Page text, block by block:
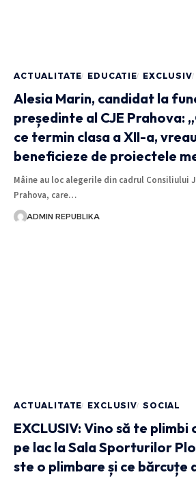
ACTUALITATE EDUCATIE EXCLUSIV
Alesia Marin, candidat la
președinte al CJE Prahova:
ce termin clasa a XII-a,
beneficieze de proiectele
Mâine au loc alegerile din cadrul Consiliului
Prahova, care…
ADMIN REPUBLIKA
ACTUALITATE EXCLUSIV SOCIAL
EXCLUSIV: Vino să te plimbi
pe lac la Sala Sporturilor
ste o plimbare și ce bărcuțe